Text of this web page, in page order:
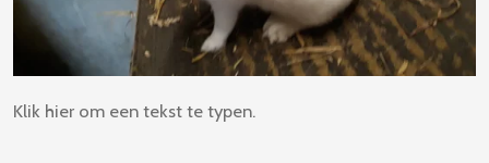
Klik hier om een tekst te typen.